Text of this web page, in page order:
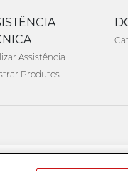
Assistência
Produtos